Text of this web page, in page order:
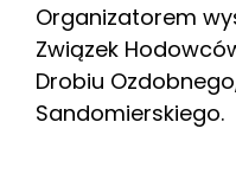
Organizatorem
Związek
Drobiu
Sandomierskiego.